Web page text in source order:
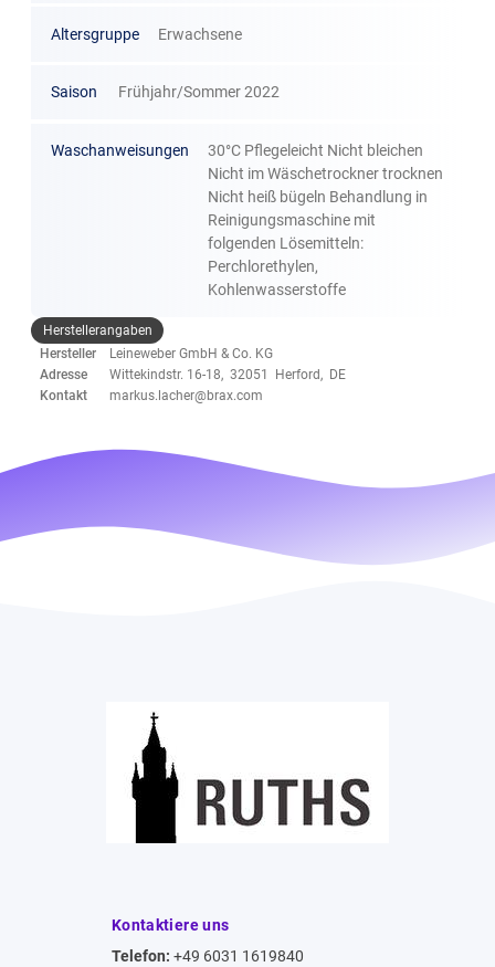
Altersgruppe Erwachsene
Saison Frühjahr/Sommer 2022
Waschanweisungen
30°C Pflegeleicht Nicht bleichen
Nicht im Wäschetrockner trocknen
Nicht heiß bügeln Behandlung in
Reinigungsmaschine mit
folgenden Lösemitteln:
Perchlorethylen,
Kohlenwasserstoffe
Herstellerangaben
Hersteller
Leineweber GmbH & Co. KG
Adresse
Wittekindstr. 16-18, 32051 Herford, DE
Kontakt
markus.lacher@brax.com
Kontaktiere uns
Telefon: +49 6031 1619840